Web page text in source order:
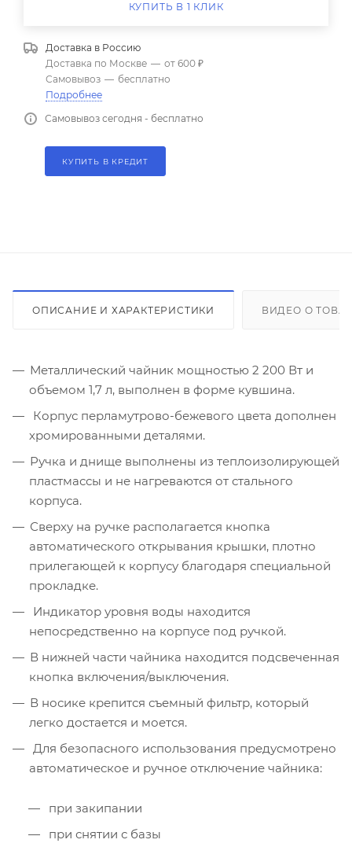
КУПИТЬ В 1 КЛИК
Доставка в Россию
Доставка по Москве — от 600 ₽
Самовывоз — бесплатно
Подробнее
Самовывоз сегодня - бесплатно
КУПИТЬ В КРЕДИТ
ОПИСАНИЕ И ХАРАКТЕРИСТИКИ ВИДЕО О
Металлический чайник мощностью 2 200 Вт и
объемом 1,7 л, выполнен в форме кувшина.
Корпус перламутрово-бежевого цвета дополнен
хромированными деталями.
Ручка и днище выполнены из теплоизолирующей
пластмассы и не нагреваются от стального
корпуса.
Сверху на ручке располагается кнопка
автоматического открывания крышки, плотно
прилегающей к корпусу благодаря специальной
прокладке.
Индикатор уровня воды находится
непосредственно на корпусе под ручкой.
В нижней части чайника находится подсвеченная
кнопка включения/выключения.
В носике крепится съемный фильтр, который
легко достается и моется.
Для безопасного использования предусмотрено
автоматическое и ручное отключение чайника:
при закипании
при снятии с базы